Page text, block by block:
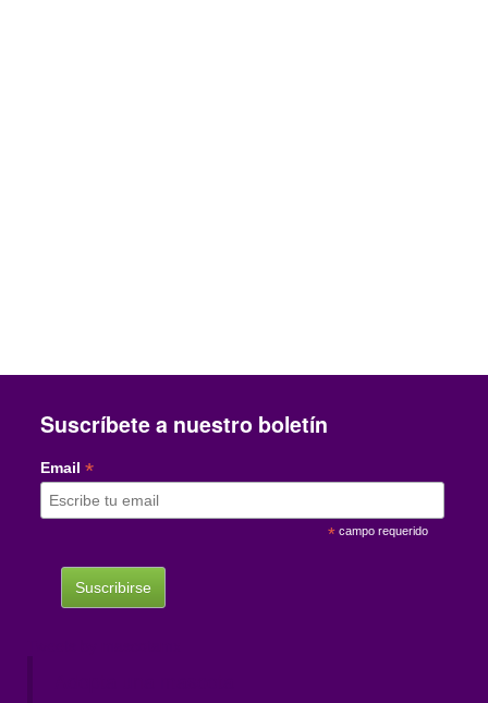
Suscríbete a nuestro boletín
Email *
*campo requerido